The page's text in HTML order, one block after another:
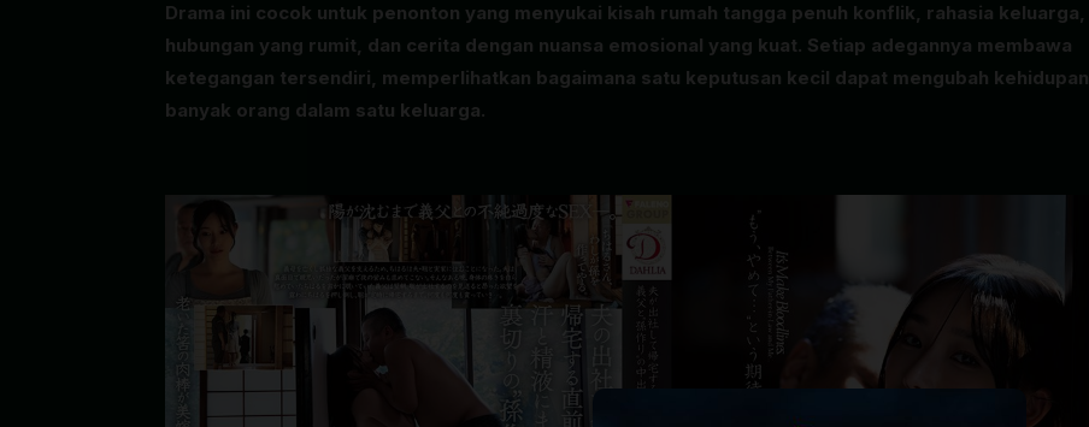
Drama ini cocok untuk penonton yang menyukai kisah rumah tangga penuh konflik, rahasia keluarga,
hubungan yang rumit, dan cerita dengan nuansa emosional yang kuat. Setiap adegannya membawa
ketegangan tersendiri, memperlihatkan bagaimana satu keputusan kecil dapat mengubah kehidupan
banyak orang dalam satu keluarga.